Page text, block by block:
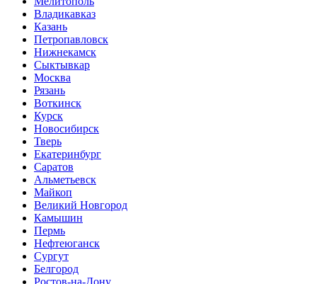
Владикавказ
Казань
Петропавловск
Нижнекамск
Сыктывкар
Москва
Рязань
Воткинск
Курск
Новосибирск
Тверь
Екатеринбург
Саратов
Альметьевск
Майкоп
Великий Новгород
Камышин
Пермь
Нефтеюганск
Сургут
Белгород
Ростов-на-Дону